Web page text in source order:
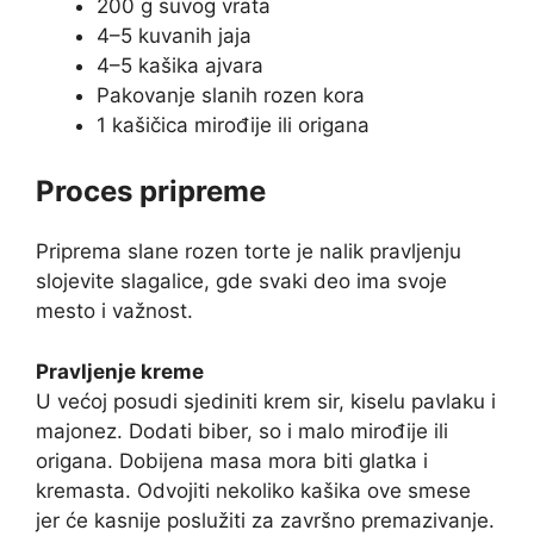
200 g suvog vrata
4–5 kuvanih jaja
4–5 kašika ajvara
Pakovanje slanih rozen kora
1 kašičica mirođije ili origana
Proces pripreme
Priprema slane rozen torte je nalik pravljenju
slojevite slagalice, gde svaki deo ima svoje
mesto i važnost.
Pravljenje kreme
U većoj posudi sjediniti krem sir, kiselu pavlaku i
majonez. Dodati biber, so i malo mirođije ili
origana. Dobijena masa mora biti glatka i
kremasta. Odvojiti nekoliko kašika ove smese
jer će kasnije poslužiti za završno premazivanje.